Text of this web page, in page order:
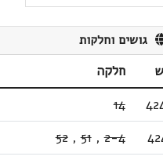
גושים וחלקות
חלקה
14
2-4
,
51
,
52